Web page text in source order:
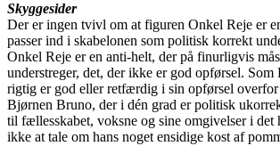
Skyggesider
Der er ingen tvivl om at figuren Onkel Reje er
passer ind i skabelonen som politisk korrekt
Onkel Reje er en anti-helt, der på finurligvis
understreger, det, der ikke er god opførsel. Som
rigtig er god eller retfærdig i sin opførsel
Bjørnen Bruno, der i dén grad er politisk
til fællesskabet, voksne og sine omgivelser i det
ikke at tale om hans noget ensidige kost af